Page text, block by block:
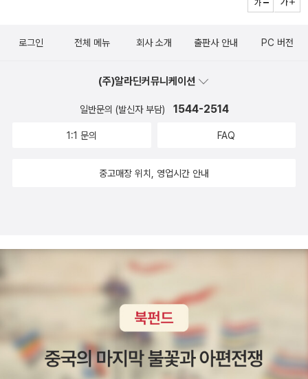
도 순수하다 ? 아니지, 이정도 마음 가짐이면 도 닦는 도인들이지....'
이 얼마쯤 있기 때문에 의사가 되는 거야. ' - 본문 p 54 속에 칸
심은 데 팥 난다. 인성은 가정에서 부터 키워지는 것이라...육체의
아픔 뿐 아니라 마음까지 어루만지는 어린 시절 칸 시바.' 괴로운 곳이
칸 시바의 대화 중에서. 이즈미 이치몬지 [천수의 나라4]16화. 이
20화. 선물 예전에 종종 벌어졌던 우리네 시골의 추억... 마을대항 운
이번에는 티벳 불교의 순례자들을 따라가보고, 오랜시간 다져온 다정
함을 보여주는 에피소드들로 포근해지는 이야기들로 내게도 평화로
운 꿈이 펼쳐진 4권 이였다. 만화. [책벌레의 하극상] 2부 1라이트
노벨이 원작이고, 추후 만화로 제작. 현재 애니메이션 방영중.책을 읽
기 위한 책벌레의 집념은 '일반상식'이란 놈을 간단하게 뒤엎어 버린
다. 그리하여, 마인의 신전 입성기로 시작되는 [책벌레의 하극상 제
로그인 전체 메뉴 회사 소개 출판사 안내 PC 버전
(주)알라딘커뮤니케이션
일반문의 (발신자 부담) 1544-2514
1:1 문의 FAQ
중고매장 위치, 영업시간 안내